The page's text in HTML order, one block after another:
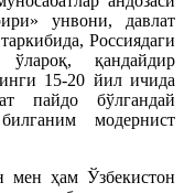
унвони, давлат
Россиядаги
қандайдир
15-20 йил ичида
пайдо бўлгандай
модернист
ҳам Ўзбекистон